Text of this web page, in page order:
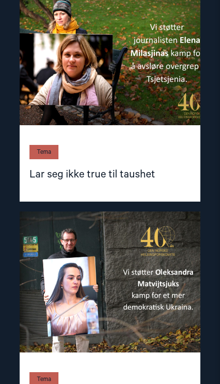
Tema
Lar seg ikke true til taushet
"Lar
seg
ikke
true
til
taushet"
Tema
Read
article
"På
parti
med
framtiden"